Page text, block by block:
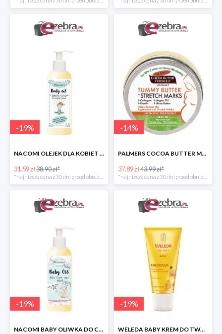
-19%
NACOMI OLEJEK DLA KOBIET W CIĄŻY NA ROZSTĘPY
31.59 zł38.90 zł*
-14%
PALMERS COCOA BUTTER MASŁO DO PIELĘGNACJI BRZUCHA W CIĄŻY
37.89 zł43.99 zł*
-19%
NACOMI BABY OLIWKA DO CIAŁA I KĄPIELI DLA DZIECI
-19%
WELEDA BABY KREM DO TWARZY DLA NIEMOWLĄT Z NAGIETKIEM